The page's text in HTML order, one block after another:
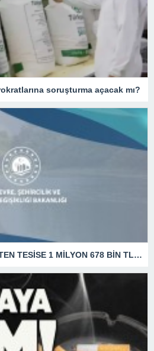
soruşturma açacak mı?
SİNOP’TA DEREYİ KİRLETEN TESİSE 1 MİLYON 678 BİN TL CEZA